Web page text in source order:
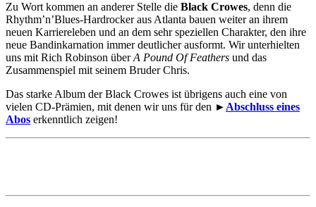
Zu Wort kommen an anderer Stelle die Black Crowes, denn die
Rhythm’n’Blues-Hardrocker aus Atlanta bauen weiter an ihrem
neuen Karriereleben und an dem sehr speziellen Charakter, den ihre
neue Bandinkarnation immer deutlicher ausformt. Wir unterhielten
uns mit Rich Robinson überA Pound Of Feathers und das
Zusammenspiel mit seinem Bruder Chris.
Das starke Album der Black Crowes ist übrigens auch eine von
vielen CD-Prämien, mit denen wir uns für den ► Abschluss eines
Abos erkenntlich zeigen!